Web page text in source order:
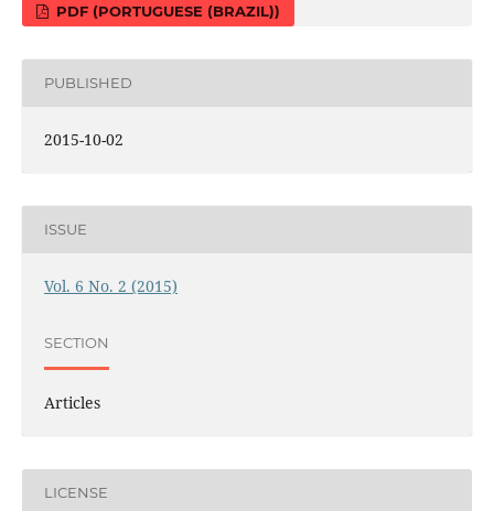
PDF (PORTUGUESE (BRAZIL))
PUBLISHED
2015-10-02
ISSUE
Vol. 6 No. 2 (2015)
SECTION
Articles
LICENSE